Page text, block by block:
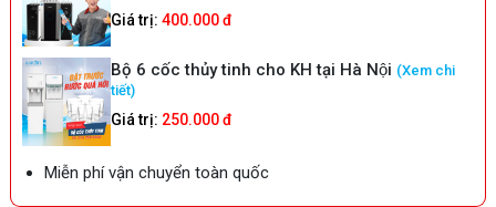
Miễn phí vận chuyển toàn quốc
Giá trị: 400.000 đ
Bộ 6 cốc thủy tinh cho KH tại Hà Nội (Xem chi
tiết)
Giá trị: 250.000 đ